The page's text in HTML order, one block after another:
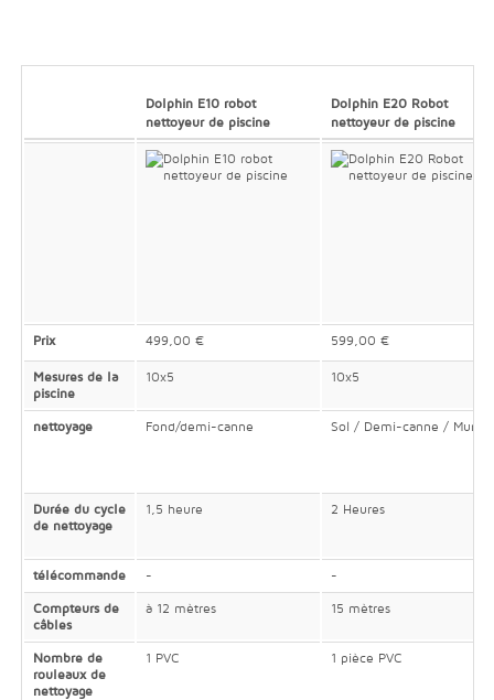
Dolphin E10 robot
nettoyeur de piscine
Dolphin E20 Robot
nettoyeur de piscine
Prix 499,00 € 599,00 €
Mesures de la
piscine
10x5 10x5
nettoyage Fond/demi-canne Sol / Demi-canne / Mur
Durée du cycle
de nettoyage
1,5 heure 2 Heures
télécommande -
-
Compteurs de
câbles
à 12 mètres 15 mètres
Nombre de
rouleaux de
nettoyage
1 PVC 1 pièce PVC